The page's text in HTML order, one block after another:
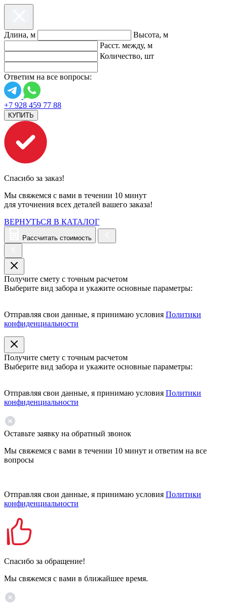
Длина, м
Высота, м
Расст. между, м
Количество, шт
Ответим на все вопросы:
+7 928 459 77 88
КУПИТЬ
Спасибо за заказ!
Мы свяжемся с вами в течении 10 минут
для уточнения всех деталей вашего заказа!
ВЕРНУТЬСЯ В КАТАЛОГ
Рассчитать стоимость
Получите смету с точным расчетом
Выберите вид забора и укажите основные параметры:
Отправляя свои данные, я принимаю условия Политики
конфиденциальности
Получите смету с точным расчетом
Выберите вид забора и укажите основные параметры:
Отправляя свои данные, я принимаю условия Политики
конфиденциальности
Оставьте заявку на обратный звонок
Мы свяжемся с вами в течении 10 минут и ответим на все
вопросы
Отправляя свои данные, я принимаю условия Политики
конфиденциальности
Спасибо за обращение!
Мы свяжемся с вами в ближайшее время.